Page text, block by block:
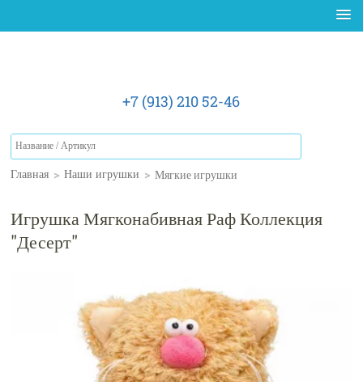
+7 (913) 210 52-46
Главная > Наши игрушки > Мягкие игрушки
Игрушка Мягконабивная Раф Коллекция
"Десерт"